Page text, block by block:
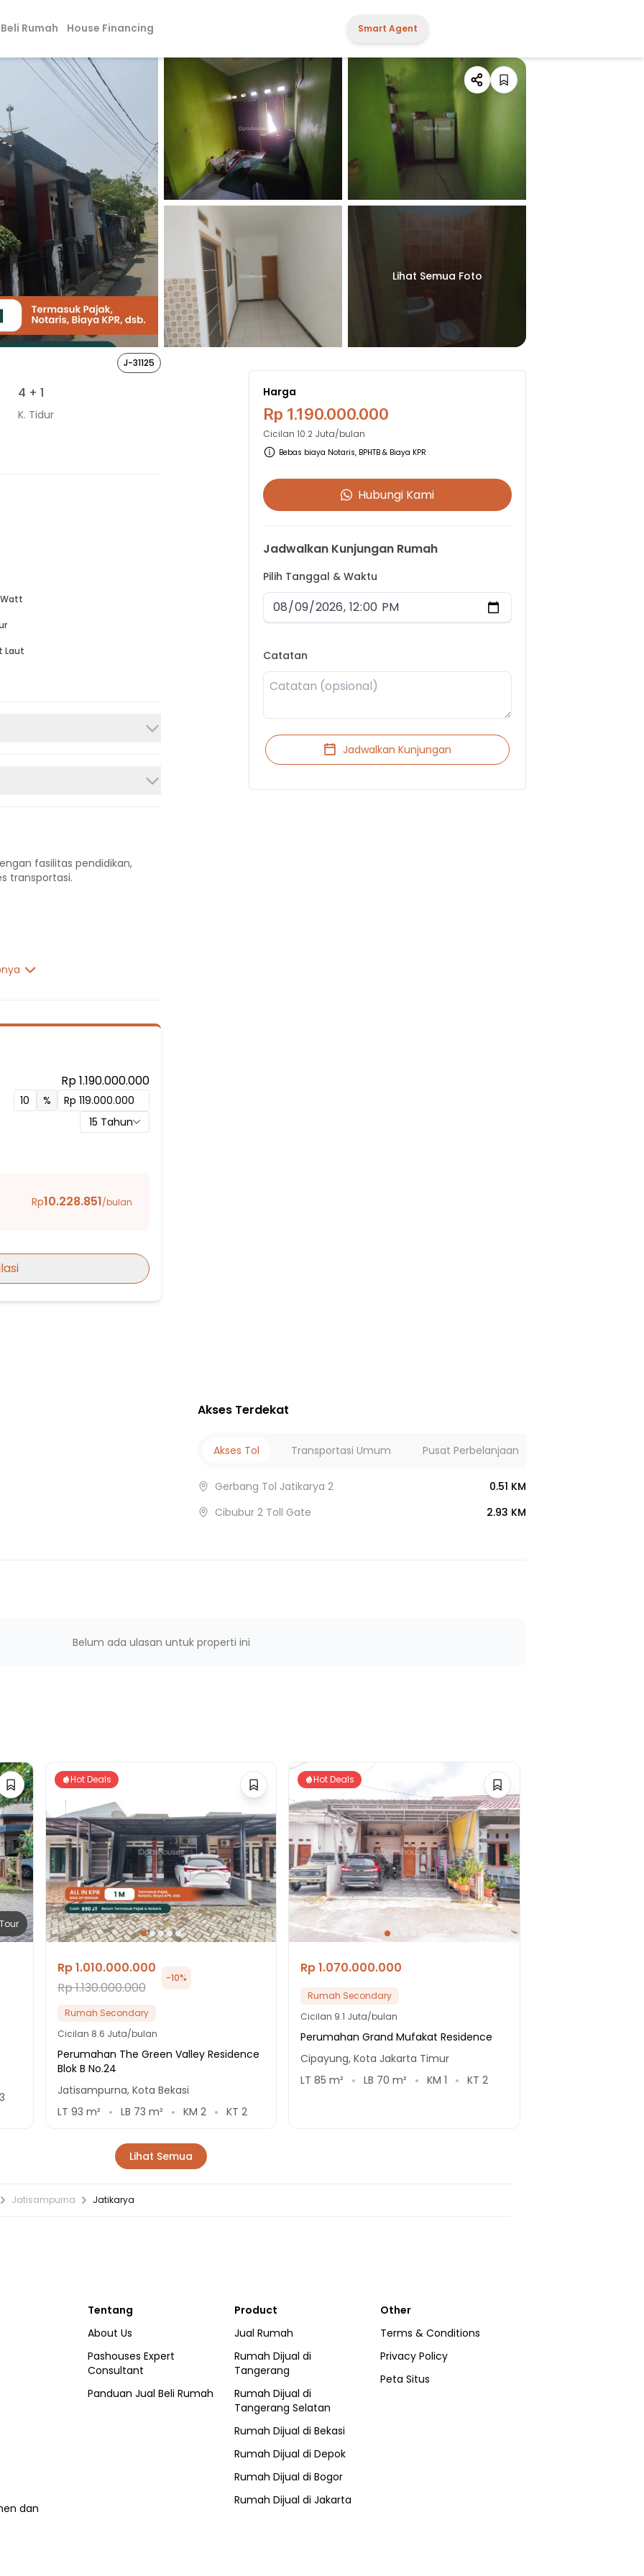
Beli Rumah House Financing Smart Agent
Lihat Semua Foto
J-31125
4 + 1
K. Tidur
Watt
Laut
fasilitas pendidikan,
transportasi.
Rp 1.190.000.000
%
15 Tahun
Rp10.228.851/bulan
Harga
Rp 1.190.000.000
Cicilan10.2 Juta/bulan
Bebas biaya Notaris, BPHTB & Biaya KPR
Hubungi Kami
Jadwalkan Kunjungan Rumah
Pilih Tanggal & Waktu
Catatan
Jadwalkan Kunjungan
Akses Terdekat
Akses Tol Transportasi Umum Pusat Perbelanjaan
Gerbang Tol Jatikarya 2
0.51 KM
Cibubur 2 Toll Gate
2.93 KM
Belum ada ulasan untuk properti ini
3
Hot Deals
Rp 1.010.000.000
Rp 1.130.000.000
-10%
Rumah Secondary
Cicilan 8.6 Juta/bulan
Perumahan The Green Valley Residence
Blok B No.24
Jatisampurna, Kota Bekasi
LT 93 m² LB 73 m² KM 2 KT 2
Hot Deals
Rp 1.070.000.000
Rumah Secondary
Cicilan 9.1 Juta/bulan
Perumahan Grand Mufakat Residence
Cipayung, Kota Jakarta Timur
LT85 m² LB 70 m² KM1 KT2
Lihat Semua
Jatisampurna Jatikarya
dan
Tentang
About Us
Pashouses Expert
Consultant
Panduan Jual Beli Rumah
Product
Jual Rumah
Rumah Dijual di
Tangerang
Rumah Dijual di
Tangerang Selatan
Rumah Dijual di Bekasi
Rumah Dijual di Depok
Rumah Dijual di Bogor
Rumah Dijual di Jakarta
Other
Terms & Conditions
Privacy Policy
Peta Situs